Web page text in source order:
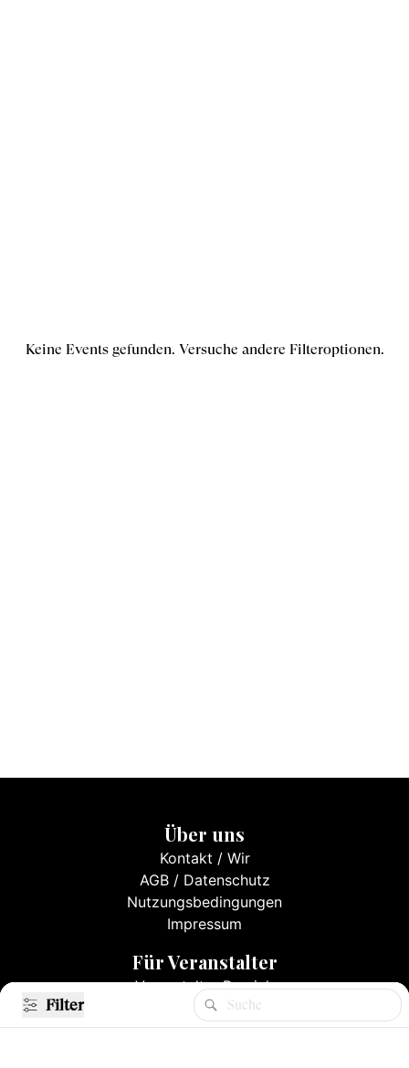
Filter
Filter
Keine Events gefunden. Versuche andere Filteroptionen.
Über uns
Kontakt / Wir
AGB/ Datenschutz
Nutzungsbedingungen
Impressum
Für Veranstalter
Veranstalter Bereich
Events eintragen
Mediadaten & Preise